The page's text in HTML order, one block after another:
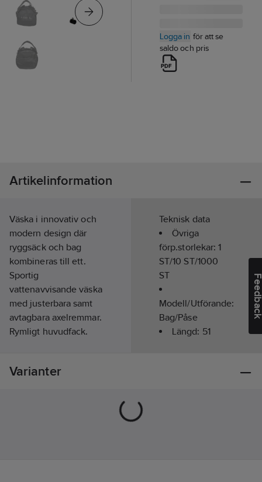
Logga in för att se
saldo och pris
Artikelinformation
Väska i innovativ och
modern design där
ryggsäck och bag
kombineras till ett.
Sportig
vattenavvisande väska
med justerbara samt
avtagbara axelremmar.
Rymligt huvudfack.
väskan i polyester är
Teknisk data
Övriga
förp.storlekar:1
ST/10 ST/1000
ST
Modell/Utförande:
Bag/Påse
Längd: 51
Varianter